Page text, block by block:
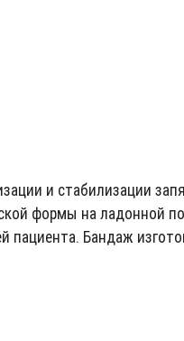
и стабилизации
формы на ладонной
пациента. Бандаж